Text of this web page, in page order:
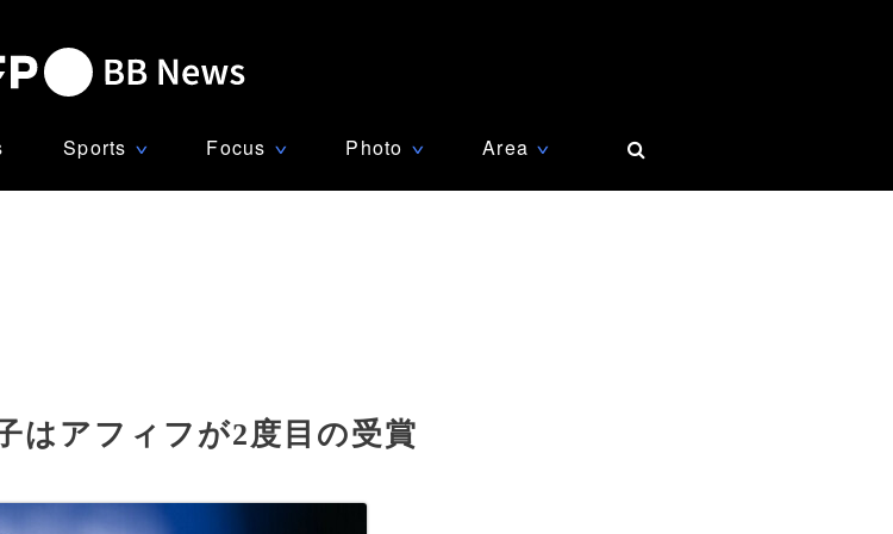
Sports ∨ Focus ∨ Photo ∨ Area ∨
はアフィフが2度目の受賞